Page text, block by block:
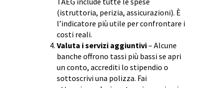
(istruttoria, perizia, assicurazioni). È
l’indicatore più utile per confrontare i
costi reali.
Valuta i servizi aggiuntivi– Alcune
banche offrono tassi più bassi se apri
un conto, accrediti lo stipendio o
sottoscrivi una polizza. Fai